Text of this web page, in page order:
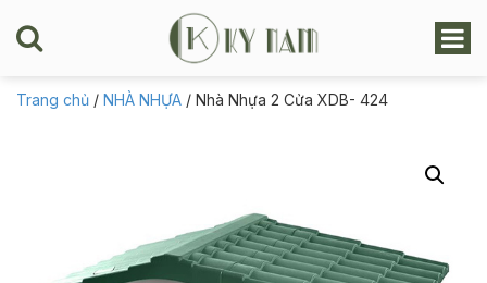
Trang chủ / NHÀ NHỰA / Nhà Nhựa 2 Cửa XDB- 424